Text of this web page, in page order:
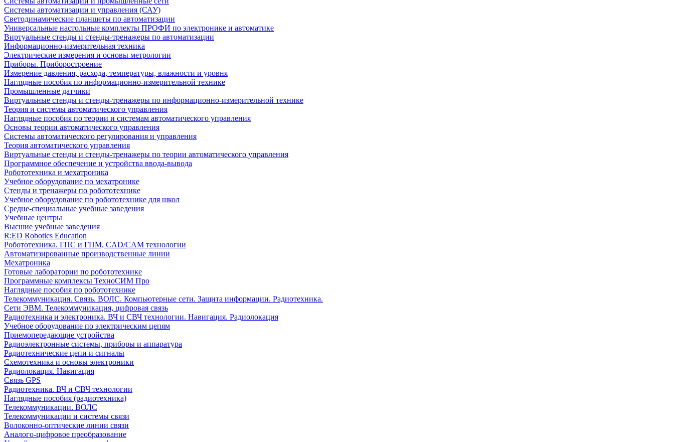
Системы автоматизации и управления (САУ)
Светодинамические планшеты по автоматизации
Универсальные настольные комплекты ПРОФИ по электронике и автоматике
Виртуальные стенды и стенды-тренажеры по автоматизации
Информационно-измерительная техника
Электрические измерения и основы метрологии
Приборы. Приборостроение
Измерение давления, расхода, температуры, влажности и уровня
Наглядные пособия по информационно-измерительной технике
Промышленные датчики
Виртуальные стенды и стенды-тренажеры по информационно-измерительной технике
Теория и системы автоматического управления
Наглядные пособия по теории и системам автоматического управления
Основы теории автоматического управления
Системы автоматического регулирования и управления
Теория автоматического управления
Виртуальные стенды и стенды-тренажеры по теории автоматического управления
Программное обеспечение и устройства ввода-вывода
Робототехника и мехатроника
Учебное оборудование по мехатронике
Стенды и тренажеры по робототехнике
Учебное оборудование по робототехнике для школ
Средне-специальные учебные заведения
Учебные центры
Высшие учебные заведения
R:ED Robotics Education
Робототехника. ГПС и ГПМ, CAD/CAM технологии
Автоматизированные производственные линии
Мехатроника
Готовые лаборатории по робототехнике
Программные комплексы ТехноСИМ Про
Наглядные пособия по робототехнике
Телекоммуникация. Связь. ВОЛС. Компьютерные сети. Защита информации. Радиотехника.
Сети ЭВМ. Телекоммуникация, цифровая связь
Радиотехника и электроника. ВЧ и СВЧ технологии. Навигация. Радиолокация
Учебное оборудование по электрическим цепям
Приемопередающие устройства
Радиоэлектронные системы, приборы и аппаратура
Радиотехнические цепи и сигналы
Схемотехника и основы электроники
Радиолокация. Навигация
Связь GPS
Радиотехника. ВЧ и СВЧ технологии
Наглядные пособия (радиотехника)
Телекоммуникации. ВОЛС
Телекоммуникации и системы связи
Волоконно-оптические линии связи
Аналого-цифровое преобразование